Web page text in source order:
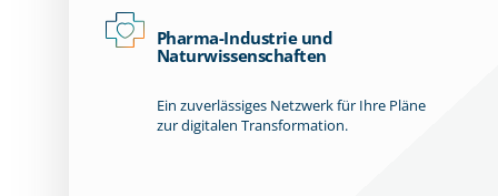
Pharma-Industrie und
Naturwissenschaften
Ein zuverlässiges Netzwerk für Ihre Pläne
zur digitalen Transformation.